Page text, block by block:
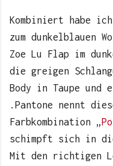
Kombiniert habe
zum dunkelblauen
Zoe Lu Flap im
die greigen
Body in Taupe und
.Pantone nennt
Farbkombination „
schimpft sich in
Mit den richtigen